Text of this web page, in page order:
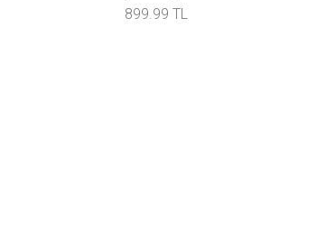
899.99 TL